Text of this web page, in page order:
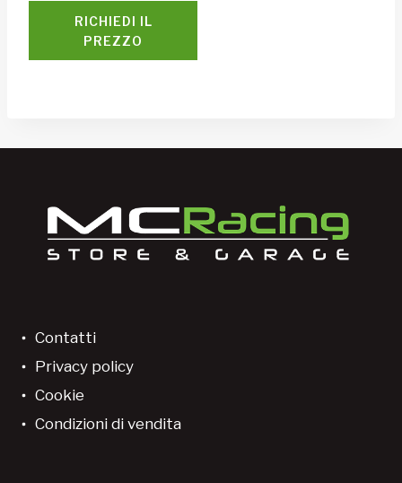
RICHIEDI IL
PREZZO
Contatti
Privacy policy
Cookie
Condizioni di vendita